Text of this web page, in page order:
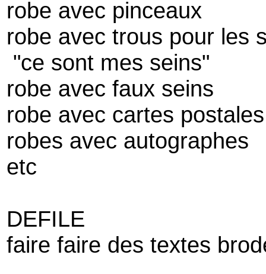
robe avec pinceaux
robe avec trous pour les
"ce sont mes seins"
robe avec faux seins
robe avec cartes
robes avec autographes
etc
DEFILE
faire faire des textes